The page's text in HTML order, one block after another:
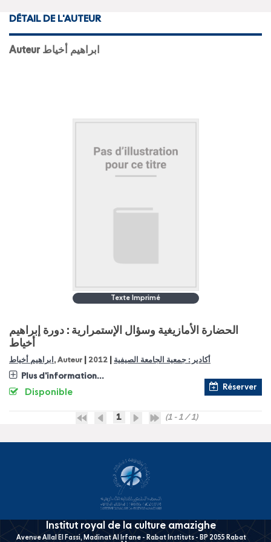
DÉTAIL DE L'AUTEUR
Auteur ابراهيم أخياط
Texte Imprimé
الحضارة الأمازيغية وسؤال الإستمرارية : دورة إبراهيم
أخياط
ابراهيم أخياط , Auteur أكادير : جمعية الجامعة الصيفية 2012
Plus d'information...
Réserver
Disponible
1 (1 - 1 / 1)
Institut royal de la culture amazighe
Avenue Allal El Fassi, Madinat Al Irfane - Rabat Instituts - BP 2055 Rabat